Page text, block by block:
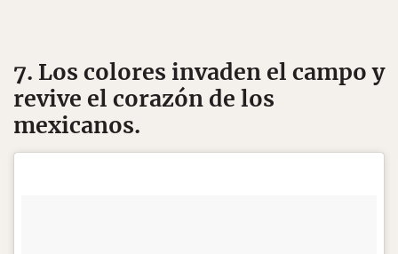
7. Los colores invaden el campo y
revive el corazón de los
mexicanos.